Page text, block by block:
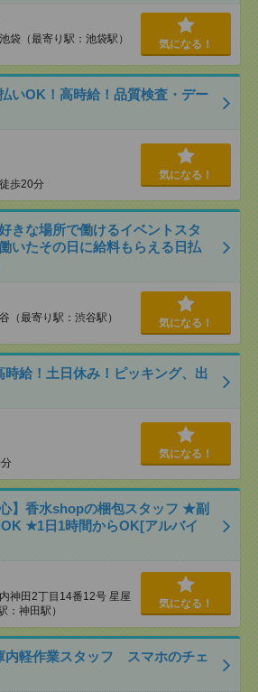
袋（最寄り駅：池袋駅） 気になる！
いOK！高時給！品質検査・デー
歩20分
気になる！
きな場所で働けるイベントスタ
いたその日に給料もらえる日払
（最寄り駅：渋谷駅） 気になる！
給！土日休み！ピッキング、出
気になる！
心】香水shopの梱包スタッフ ★副
★1日1時間からOK[アルバイ
神田2丁目14番12号 星屋
：神田駅）
気になる！
内軽作業スタッフ スマホのチェ